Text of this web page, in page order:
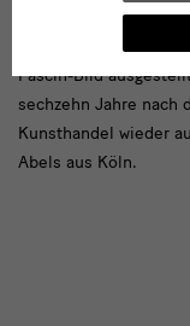
Schloss Aschbach /
heute in Privatbesitz
Pascin-Bild
sechzehn Jahre nach
Kunsthandel wieder
Abels aus Köln.